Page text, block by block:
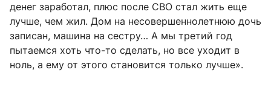
денег заработал, плюс после СВО стал жить еще
лучше, чем жил. Дом на несовершеннолетнюю дочь
записан, машина на сестру… А мы третий год
пытаемся хоть что-то сделать, но все уходит в
ноль, а ему от этого становится только лучше».